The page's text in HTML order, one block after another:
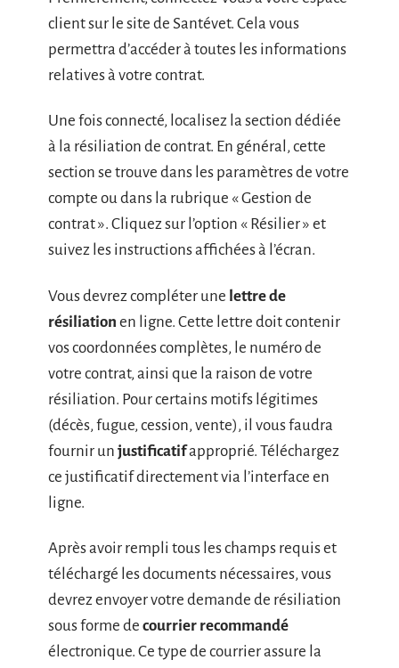
client sur le site de Santévet. Cela vous
permettra d’accéder à toutes les informations
relatives à votre contrat.
Une fois connecté, localisez la section dédiée
à la résiliation de contrat. En général, cette
section se trouve dans les paramètres de votre
compte ou dans la rubrique « Gestion de
contrat ». Cliquez sur l’option « Résilier » et
suivez les instructions affichées à l’écran.
Vous devrez compléter une lettre de
résiliation en ligne. Cette lettre doit contenir
vos coordonnées complètes, le numéro de
votre contrat, ainsi que la raison de votre
résiliation. Pour certains motifs légitimes
(décès, fugue, cession, vente), il vous faudra
fournir un justificatifapproprié. Téléchargez
ce justificatif directement via l’interface en
ligne.
Après avoir rempli tous les champs requis et
téléchargé les documents nécessaires, vous
devrez envoyer votre demande de résiliation
sous forme de courrier recommandé
électronique. Ce type de courrier assure la